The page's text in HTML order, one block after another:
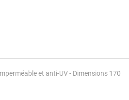
et anti-UV - Dimensions 170